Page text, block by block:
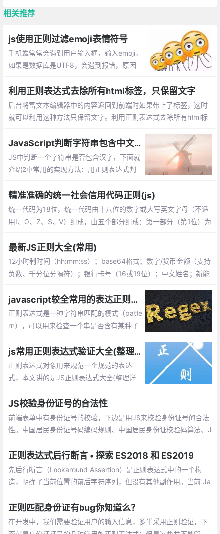
相关推荐
js使用正则过滤emoji表情符号
手机端常常会遇到用户输入框，输入emoji，
如果是数据库是UTF8，会遇到报错，原因
字节。Emoji表情是4个字节，而Mysql的utf
8编码最多3个字节，所以数据插不进去。
利用正则表达式去除所有html标签，只保留文字
后台将富文本编辑器中的内容返回到前端时如果带上了标签，这时
就可以利用这种方法只保留文字。利用正则表达式去除所有html标
JavaScript判断字符串包含中文字符的方法总结
JS中判断一个字符串是否包含汉字，下面就
介绍2中常用的实现方法：用正则表达式判
精准准确的统一社会信用代码正则(js)
统一代码为18位，统一代码由十八位的数字或大写英文字母（不适
用I、O、Z、S、V）组成，由五个部分组成：第一部分（第1位）为
最新JS正则大全(常用)
12小时制时间（hh:mm:ss）；base64格式；数字/货币金额（支持
负数、千分位分隔符）；银行卡号（16或19位）；中文姓名；新能
javascript较全常用的表达正则验证,js中采用test()方法
正则表达式是一种字符串匹配的模式（patte
rn），可以用来检查一个串是否含有某种子
符合某个条件的子串等。本文整理了JS较全
且实用正则表达式。
js常用正则表达式验证大全(整理详细且实用)
正则表达式对象用来规范一个规范的表达
式，本文讲的是JS正则表达式大全(整理详
的需求等等
JS校验身份证号的合法性
前端表单中有身份证号的校验，下边是用JS来校验身份证号的合法
性。中国居民身份证号码编码规则、中国居民身份证校验码算法、J
正则表达式后行断言 • 探索 ES2018 和 ES2019
先后行断言（Lookaround Assertion）是正则表达式中的一个构
造，明确了当前位置的前后字符序列，但没有其他副作用。当前 Ja
当前位置接下来的字符序列
正则匹配身份证有bug你知道么？
在开发中，我们需要验证用户的输入信息，多半采用正则验证，下